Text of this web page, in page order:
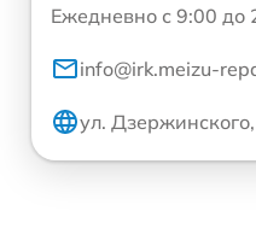
Ежедневно с 9:00 до
info@irk.meizu-
ул.